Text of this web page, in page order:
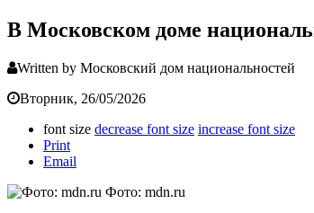
В Московском доме
Written by Московский дом национальностей
Вторник, 26/05/2026
font size decrease font size increase font size
Print
Email
Фото: mdn.ru